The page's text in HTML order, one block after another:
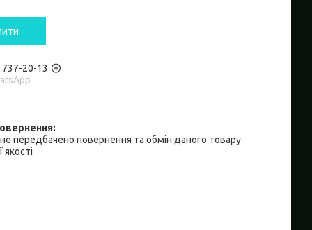
737-20-13
передбачено повернення та обмін даного товару